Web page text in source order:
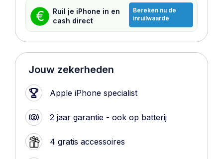
€
Ruil je iPhone in en
cash direct
Bereken nu de
inruilwaarde
Jouw zekerheden
Apple iPhone specialist
2 jaar garantie - ook op batterij
4 gratis accessoires